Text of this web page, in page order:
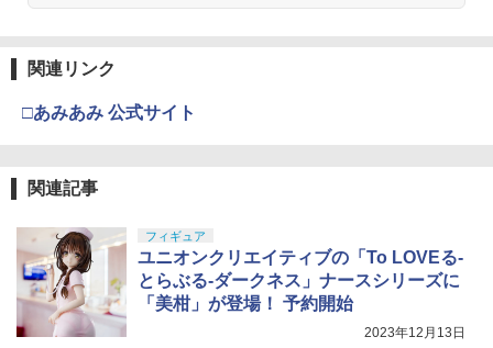
関連リンク
□あみあみ 公式サイト
関連記事
フィギュア
ユニオンクリエイティブの「To LOVEる-
とらぶる-ダークネス」ナースシリーズに
「美柑」が登場！ 予約開始
2023年12月13日